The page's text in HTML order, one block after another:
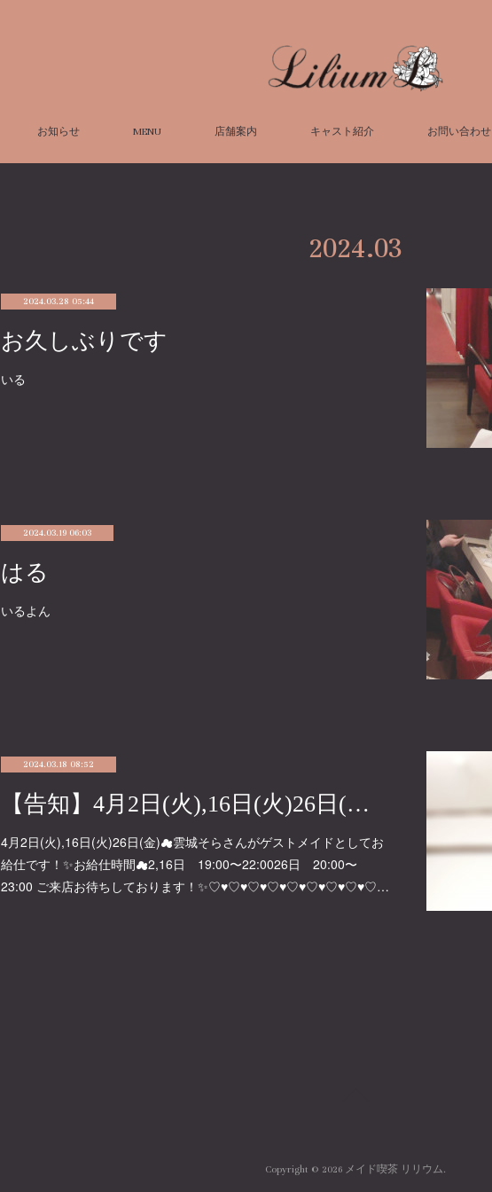
お知らせ MENU 店舗案内 キャスト紹介 お問い合わせ
2024.03
2024.03.28 05:44
お久しぶりです
いる
2024.03.19 06:03
はる
いるよん
2024.03.18 08:52
【告知】4月2日(火),16日(火)26日(金) ゲスト 雲城そらさん☁
4月2日(火),16日(火)26日(金)☁雲城そらさんがゲストメイドとしてお
給仕です！✨お給仕時間☁2,16日 19:00〜22:0026日 20:00〜
23:00 ご来店お待ちしております！✨♡♥♡♥♡♥♡♥♡♥♡♥♡♥♡♥♡…
Copyright © 2026 メイド喫茶 リリウム.